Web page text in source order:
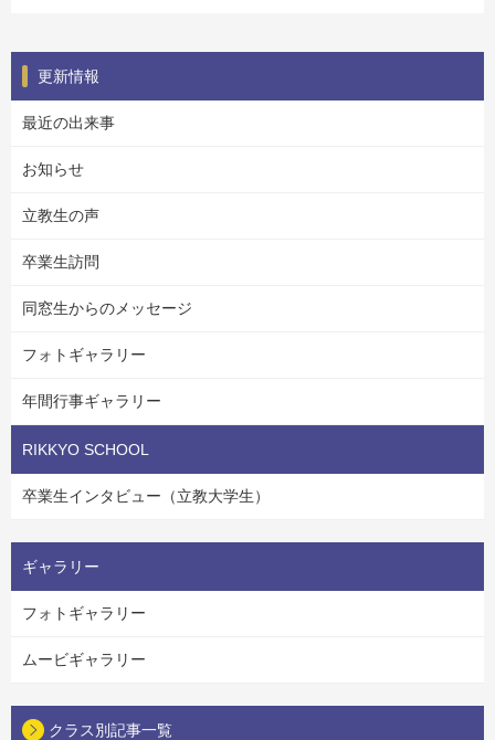
更新情報
最近の出来事
お知らせ
立教生の声
卒業生訪問
同窓生からのメッセージ
フォトギャラリー
年間行事ギャラリー
RIKKYO SCHOOL
卒業生インタビュー（立教大学生）
ギャラリー
フォトギャラリー
ムービギャラリー
クラス別記事一覧